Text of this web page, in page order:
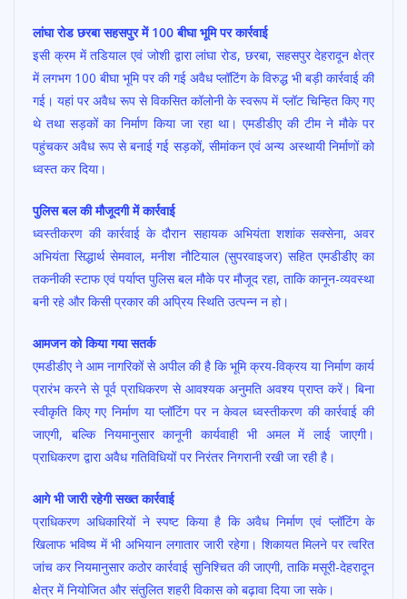
लांघा रोड छरबा सहसपुर में 100 बीघा भूमि पर कार्रवाई
इसी क्रम में तडियाल एवं जोशी द्वारा लांघा रोड, छरबा, सहसपुर देहरादून क्षेत्र
में लगभग 100 बीघा भूमि पर की गई अवैध प्लॉटिंग के विरुद्ध भी बड़ी कार्रवाई की
गई। यहां पर अवैध रूप से विकसित कॉलोनी के स्वरूप में प्लॉट चिन्हित किए गए
थे तथा सड़कों का निर्माण किया जा रहा था। एमडीडीए की टीम ने मौके पर
पहुंचकर अवैध रूप से बनाई गई सड़कों, सीमांकन एवं अन्य अस्थायी निर्माणों को
ध्वस्त कर दिया।
पुलिस बल की मौजूदगी में कार्रवाई
ध्वस्तीकरण की कार्रवाई के दौरान सहायक अभियंता शशांक सक्सेना, अवर
अभियंता सिद्धार्थ सेमवाल, मनीश नौटियाल (सुपरवाइजर) सहित एमडीडीए का
तकनीकी स्टाफ एवं पर्याप्त पुलिस बल मौके पर मौजूद रहा, ताकि कानून-व्यवस्था
बनी रहे और किसी प्रकार की अप्रिय स्थिति उत्पन्न न हो।
आमजन को किया गया सतर्क
एमडीडीए ने आम नागरिकों से अपील की है कि भूमि क्रय-विक्रय या निर्माण कार्य
प्रारंभ करने से पूर्व प्राधिकरण से आवश्यक अनुमति अवश्य प्राप्त करें। बिना
स्वीकृति किए गए निर्माण या प्लॉटिंग पर न केवल ध्वस्तीकरण की कार्रवाई की
जाएगी, बल्कि नियमानुसार कानूनी कार्यवाही भी अमल में लाई जाएगी।
प्राधिकरण द्वारा अवैध गतिविधियों पर निरंतर निगरानी रखी जा रही है।
आगे भी जारी रहेगी सख्त कार्रवाई
प्राधिकरण अधिकारियों ने स्पष्ट किया है कि अवैध निर्माण एवं प्लॉटिंग के
खिलाफ भविष्य में भी अभियान लगातार जारी रहेगा। शिकायत मिलने पर त्वरित
जांच कर नियमानुसार कठोर कार्रवाई सुनिश्चित की जाएगी, ताकि मसूरी-देहरादून
क्षेत्र में नियोजित और संतुलित शहरी विकास को बढ़ावा दिया जा सके।